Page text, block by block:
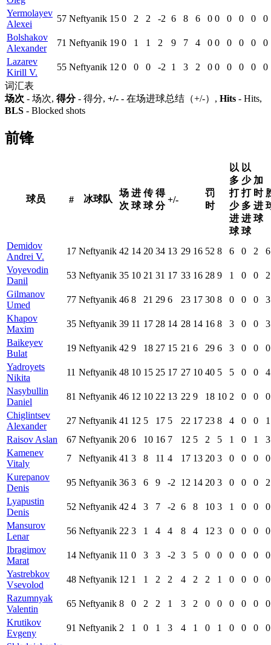
Yermolayev
Alexei
57 Neftyanik 15 0 2 2 -2 6 8 6 0 0 0 0 0
0
Bolshakov
Alexander
71 Neftyanik 19 0 1 1 2 9 7 4 0 0 0 0 0
0
Lazarev
Kirill V.
55 Neftyanik 12 0 0 0 -2 1 3 2 0 0 0 0 0
0
词汇表
场次 - 场次, 得分- 得分, +/- - 在场进球总结（+/-）, Hits - Hits,
BLS - Blocked shots
前锋
球员 # 冰球队
场
次
进
球
传
球
得
分
+/-
罚
时
以
多
打
少
进
球
以
少
打
多
进
球
加
时
进
球
Demidov
Andrei V.
17 Neftyanik 42 14 20 34 13 29 16 52 8 6 0 2
6
Voyevodin
Danil
53 Neftyanik 35 10 21 31 17 33 16 28 9 1 0 0
2
Gilmanov
Umed
77 Neftyanik 46 8 21 29 6 23 17 30 8 0 0 0
3
Khapov
Maxim
35 Neftyanik 39 11 17 28 14 28 14 16 8 3 0 0
3
Baikeyev
Bulat
19 Neftyanik 42 9 18 27 15 21 6 29 6 3 0 0
0
Yadroyets
Nikita
11 Neftyanik 48 10 15 25 17 27 10 40 5 5 0 0
4
Nasybullin
Daniel
81 Neftyanik 46 12 10 22 13 22 9 18 10 2 0 0
0
Chiglintsev
Alexander
27 Neftyanik 41 12 5 17 5 22 17 23 8 4 0 0
1
Raisov Aslan
67 Neftyanik 20 6 10 16 7 12 5 2 5 1 0 1
3
Kamenev
Vitaly
7 Neftyanik 41 3 8 11 4 17 13 20 3 0 0 0
0
Kurepanov
Denis
95 Neftyanik 36 3 6 9 -2 12 14 20 3 0 0 0
2
Lyapustin
Denis
52 Neftyanik 42 4 3 7 -2 6 8 10 3 1 0 0
0
Mansurov
Lenar
56 Neftyanik 22 3 1 4 4 8 4 12 3 0 0 0
0
Ibragimov
Marat
14 Neftyanik 11 0 3 3 -2 3 5 0 0 0 0 0
0
Yastrebkov
Vsevolod
48 Neftyanik 12 1 1 2 2 4 2 2 1 0 0 0
0
Razumnyak
Valentin
65 Neftyanik 8 0 2 2 1 3 2 0 0 0 0 0
0
Krutikov
Evgeny
91 Neftyanik 2 1 0 1 3 4 1 0 1 0 0 0
0